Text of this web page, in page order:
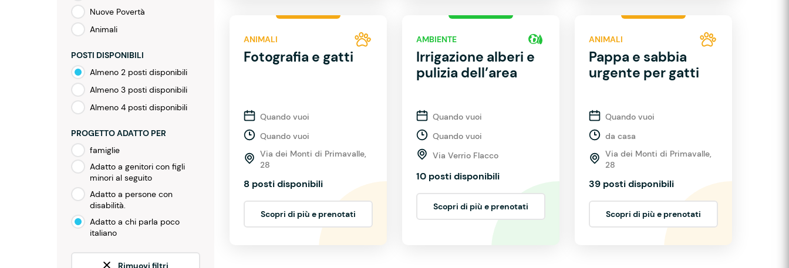
Nuove Povertà
Animali
POSTI DISPONIBILI
Almeno 2 posti disponibili
Almeno 3 posti disponibili
Almeno 4 posti disponibili
PROGETTO ADATTO PER
famiglie
Adatto a genitori con figli
minori al seguito
Adatto a persone con
disabilità.
Adatto a chi parla poco
italiano
Rimuovi filtri
ANIMALI
Fotografia e gatti
Quando vuoi
Quando vuoi
Via dei Monti di Primavalle,
28
8 posti disponibili
Scopri di più e prenotati
AMBIENTE
Irrigazione alberi e
pulizia dell’area
Quando vuoi
Quando vuoi
Via Verrio Flacco
10 posti disponibili
Scopri di più e prenotati
ANIMALI
Pappa e sabbia
urgente per gatti
Quando vuoi
da casa
Via dei Monti di Primavalle,
28
39 posti disponibili
Scopri di più e prenotati